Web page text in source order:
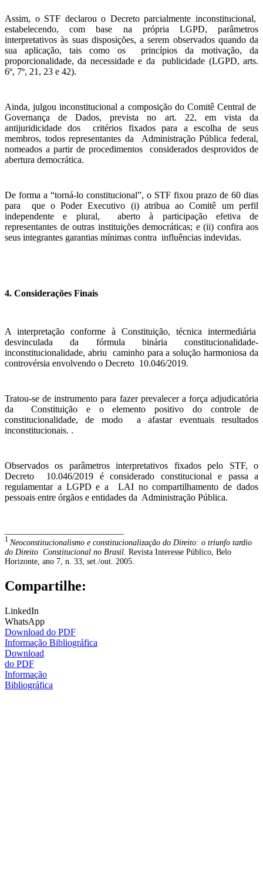
Assim, o STF declarou o Decreto parcialmente inconstitucional,
estabelecendo, com base na própria LGPD, parâmetros
interpretativos às suas disposições, a serem observados quando da
sua aplicação, tais como os princípios da motivação, da
proporcionalidade, da necessidade e da publicidade (LGPD, arts.
6º, 7º, 21, 23 e 42).
Ainda, julgou inconstitucional a composição do Comitê Central de
Governança de Dados, prevista no art. 22, em vista da
antijuridicidade dos critérios fixados para a escolha de seus
membros, todos representantes da Administração Pública federal,
nomeados a partir de procedimentos considerados desprovidos de
abertura democrática.
De forma a “torná-lo constitucional”, o STF fixou prazo de 60 dias
para que o Poder Executivo (i) atribua ao Comitê um perfil
independente e plural, aberto à participação efetiva de
representantes de outras instituições democráticas; e (ii) confira aos
seus integrantes garantias mínimas contra influências indevidas.
4. Considerações Finais
A interpretação conforme à Constituição, técnica intermediária
desvinculada da fórmula binária constitucionalidade-
inconstitucionalidade, abriu caminho para a solução harmoniosa da
controvérsia envolvendo o Decreto 10.046/2019.
Tratou-se de instrumento para fazer prevalecer a força adjudicatória
da Constituição e o elemento positivo do controle de
constitucionalidade, de modo a afastar eventuais resultados
inconstitucionais. .
Observados os parâmetros interpretativos fixados pelo STF, o
Decreto 10.046/2019 é considerado constitucional e passa a
regulamentar a LGPD e a LAI no compartilhamento de dados
pessoais entre órgãos e entidades da Administração Pública.
1 Neoconstitucionalismo e constitucionalização do Direito: o triunfo tardio
do Direito Constitucional no Brasil . Revista Interesse Público, Belo
Horizonte, ano 7, n. 33, set./out. 2005.
Compartilhe:
LinkedIn
WhatsApp
Download do PDF
Informação Bibliográfica
Download
do PDF
Informação
Bibliográfica